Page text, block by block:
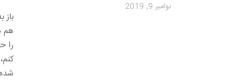
هم
را
نوامبر 9, 2019